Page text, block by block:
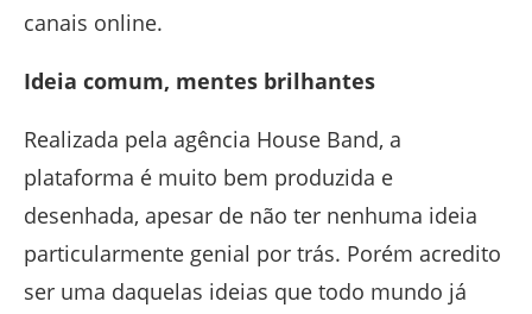
canais online.
Ideia comum, mentes brilhantes
Realizada pela agência House Band, a
plataforma é muito bem produzida e
desenhada, apesar de não ter nenhuma ideia
particularmente genial por trás. Porém acredito
ser uma daquelas ideias que todo mundo já